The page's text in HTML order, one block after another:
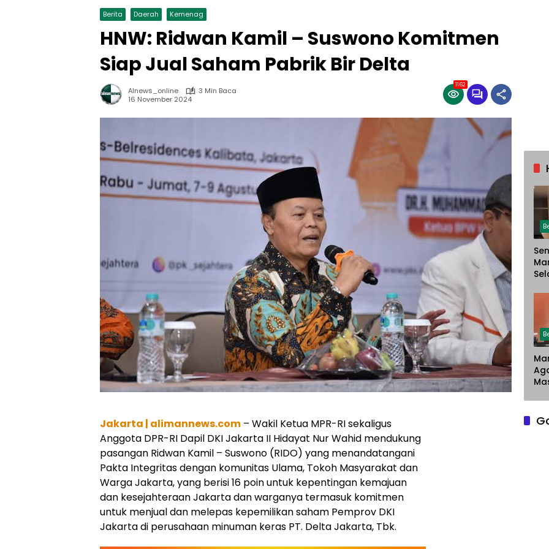
Berita Daerah Kemenag
HNW: Ridwan Kamil – Suswono Komitmen
Siap Jual Saham Pabrik Bir Delta
Alnews_online
3 Min Baca
16 November 2024
1162
Jakarta | alimannews.com – Wakil Ketua MPR-RI sekaligus
Anggota DPR-RI Dapil DKI Jakarta II Hidayat Nur Wahid mendukung
pasangan Ridwan Kamil – Suswono (RIDO) yang menandatangani
Pakta Integritas dengan komunitas Ulama, Tokoh Masyarakat dan
Warga Jakarta, yang berisi 16 poin untuk kepentingan kemajuan
dan kesejahteraan Jakarta dan warganya termasuk komitmen
untuk menjual dan melepas kepemilikan saham Pemprov DKI
Jakarta di perusahaan minuman keras PT. Delta Jakarta, Tbk.